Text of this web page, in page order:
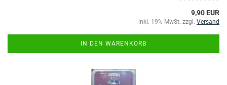
9,90 EUR
inkl. 19% MwSt. zzgl. Versand
IN DEN WARENKORB